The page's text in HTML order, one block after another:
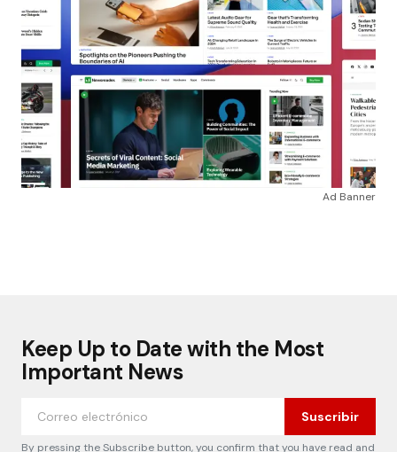
Ad Banner
Keep Up to Date with the Most
Important News
Suscribir
By pressing the Subscribe button, you confirm that you have read and